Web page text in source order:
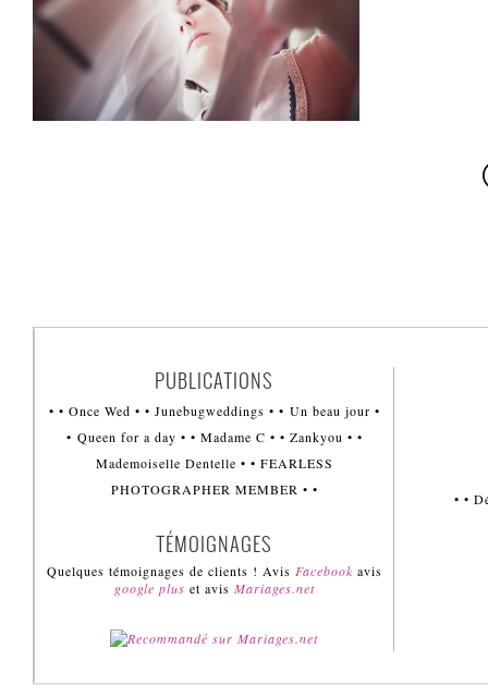
PUBLICATIONS
• • Once Wed • • Junebugweddings • • Un beau jour •
• Queen for a day • • Madame C • • Zankyou • •
Mademoiselle Dentelle • • FEARLESS
PHOTOGRAPHER MEMBER • •
TÉMOIGNAGES
Quelques témoignages de clients ! Avis Facebook avis
google plus et avis Mariages.net
• •